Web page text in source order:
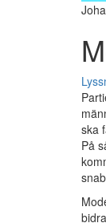
ska
På